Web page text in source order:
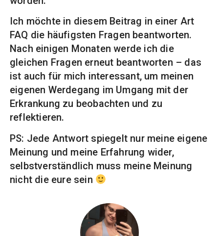
Ich möchte in diesem Beitrag in einer Art
FAQ die häufigsten Fragen beantworten.
Nach einigen Monaten werde ich die
gleichen Fragen erneut beantworten – das
ist auch für mich interessant, um meinen
eigenen Werdegang im Umgang mit der
Erkrankung zu beobachten und zu
reflektieren.
PS: Jede Antwort spiegelt nur meine eigene
Meinung und meine Erfahrung wider,
selbstverständlich muss meine Meinung
nicht die eure sein